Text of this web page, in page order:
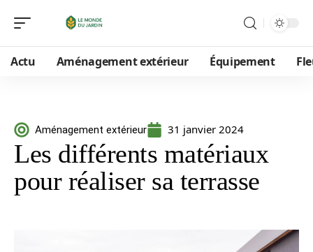
Actu Aménagement extérieur Équipement
Aménagement extérieur 31 janvier 2024
Les différents matériaux
pour réaliser sa terrasse